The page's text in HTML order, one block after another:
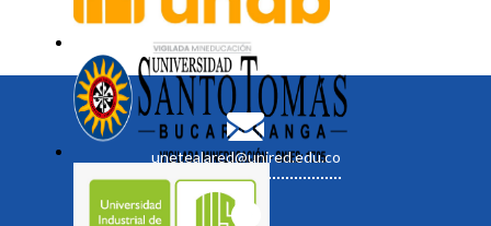
unetealared@unired.edu.co